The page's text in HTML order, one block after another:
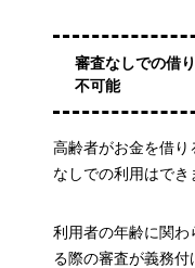
審査なしでの借
不可能
高齢者がお金を借
なしでの利用はでき
利用者の年齢に関
る際の審査が義務付